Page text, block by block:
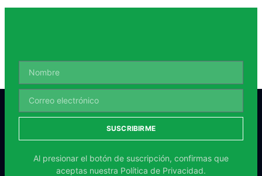
SUSCRIBIRME
Al presionar el botón de suscripción, confirmas que
aceptas nuestra Política de Privacidad.